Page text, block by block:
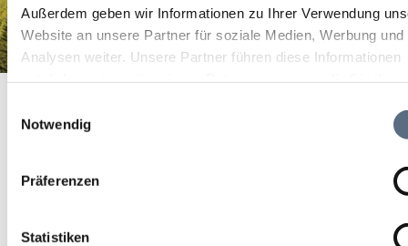
Außerdem geben wir Informationen zu Ihrer Verwendung
Website an unsere Partner für soziale Medien, Werbung und
Analysen weiter. Unsere Partner führen diese Informationen
Dienste gesammelt haben.
Notwendig
Präferenzen
Statistiken
Parkplatz Brauneck Bergbahn Lenggries
Parkplatz Brauneck
Bergbahn Lenggries